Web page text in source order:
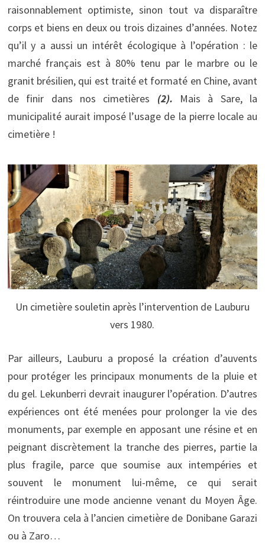
raisonnablement optimiste, sinon tout va disparaître
corps et biens en deux ou trois dizaines d’années. Notez
qu’il y a aussi un intérêt écologique à l’opération : le
marché français est à 80% tenu par le marbre ou le
granit brésilien, qui est traité et formaté en Chine, avant
de finir dans nos cimetières (2). Mais à Sare, la
municipalité aurait imposé l’usage de la pierre locale au
cimetière !
Un cimetière souletin après l’intervention de Lauburu
vers 1980.
Par ailleurs, Lauburu a proposé la création d’auvents
pour protéger les principaux monuments de la pluie et
du gel. Lekunberri devrait inaugurer l’opération. D’autres
expériences ont été menées pour prolonger la vie des
monuments, par exemple en apposant une résine et en
peignant discrètement la tranche des pierres, partie la
plus fragile, parce que soumise aux intempéries et
souvent le monument lui-même, ce qui serait
réintroduire une mode ancienne venant du Moyen Âge.
On trouvera cela à l’ancien cimetière de Donibane Garazi
ou à Zaro…